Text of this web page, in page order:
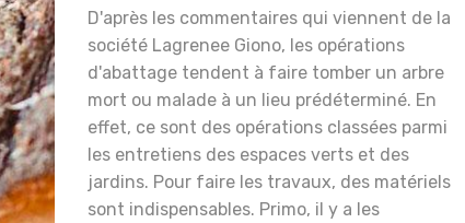
D'après les commentaires qui viennent de la
société Lagrenee Giono, les opérations
d'abattage tendent à faire tomber un arbre
mort ou malade à un lieu prédéterminé. En
effet, ce sont des opérations classées parmi
les entretiens des espaces verts et des
jardins. Pour faire les travaux, des matériels
sont indispensables. Primo, il y a les